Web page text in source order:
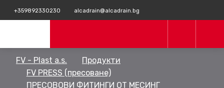
+359892330230 alcadrain@alcadrain.bg
FV - Plast a.s.
Продукти
FV PRESS (пресоване)
ПРЕСОВОВИ ФИТИНГИ ОТ МЕСИНГ